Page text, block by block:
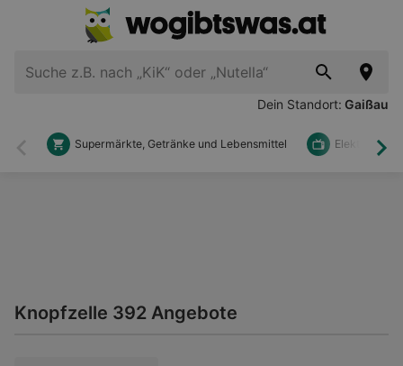
Dein Standort: Gaißau
Zurück
Supermärkte, Getränke und Lebensmittel Elektronik
Knopfzelle 392 Angebote